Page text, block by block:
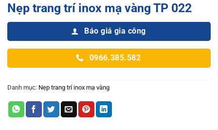
Nẹp trang trí inox mạ vàng TP 022
Báo giá gia công
0966.385.582
Danh mục: Nẹp trang trí inox mạ vàng